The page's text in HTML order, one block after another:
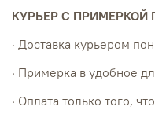
КУРЬЕР С ПРИМЕРКОЙ
· Доставка курьером
· Примерка в удобное
· Оплата только того,